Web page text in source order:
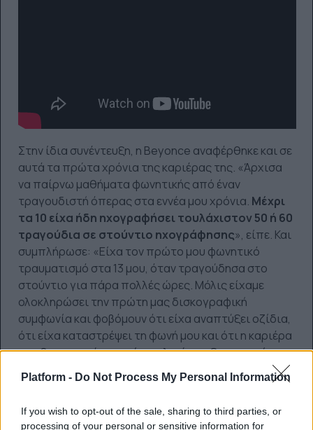
Platform - Do Not Process My Personal Information
If you wish to opt-out of the sale, sharing to third parties, or
processing of your personal or sensitive information for
Στην ίδια συνέντευξη, η Beyonce αναφέρθηκε και σε
αυτά τα πρώτα χρόνια της καριέρας της. «Άρχισα
να παίρνω μαθήματα φωνητικής από έναν
τραγουδιστή όπερας στα εννέα μου χρόνια. Μέχρι
τα 10 είχα ήδη ηχογραφήσει τουλάχιστον 50 ή 60
τραγούδια σε στούντιο ηχογράφησης», είπε. Και
συμπλήρωσε: «Είχα τον πρώτο μου φωνητικό
τραυματισμό στα 13 μου, όταν τραγούδησα στο
στούντιο για πάρα πολλές ώρες. Μόλις είχαμε
ολοκληρώσει την πρώτη μας δισκογραφική
συμφωνία και φοβόμουν ότι είχα αναπτύξει οζίδια,
ότι είχα καταστρέψει τη φωνή μου και ότι η καριέρα
μου θα μπορούσε να είχε τελειώσει. Οι γιατροί
επέβαλλαν φωνητική ξεκούραση για όλο το
καλοκαίρι».
Πηγή